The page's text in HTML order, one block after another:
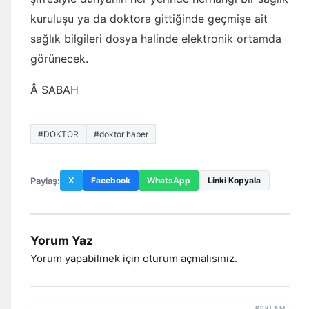
kuruluşu ya da doktora gittiğinde geçmişe ait
sağlık bilgileri dosya halinde elektronik ortamda
görünecek.
Â SABAH
#DOKTOR #doktor haber
Paylaş: X Facebook WhatsApp Linki Kopyala
Yorum Yaz
Yorum yapabilmek için oturum açmalısınız.